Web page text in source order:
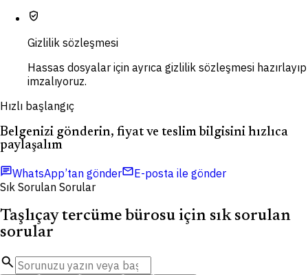
verified_user
Gizlilik sözleşmesi
Hassas dosyalar için ayrıca gizlilik sözleşmesi hazırlayıp
imzalıyoruz.
Hızlı başlangıç
Belgenizi gönderin, fiyat ve teslim bilgisini hızlıca
paylaşalım
chatWhatsApp’tan göndermailE-posta ile gönder
Sık Sorulan Sorular
Taşlıçay tercüme bürosu için sık sorulan
sorular
search